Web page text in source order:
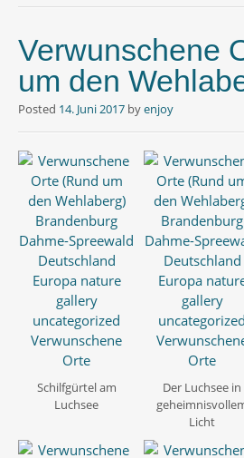
Verwunschene
um den
Posted 14. Juni 2017 byenjoy
Schilfgürtel am
Luchsee
Der Luchsee in
Licht